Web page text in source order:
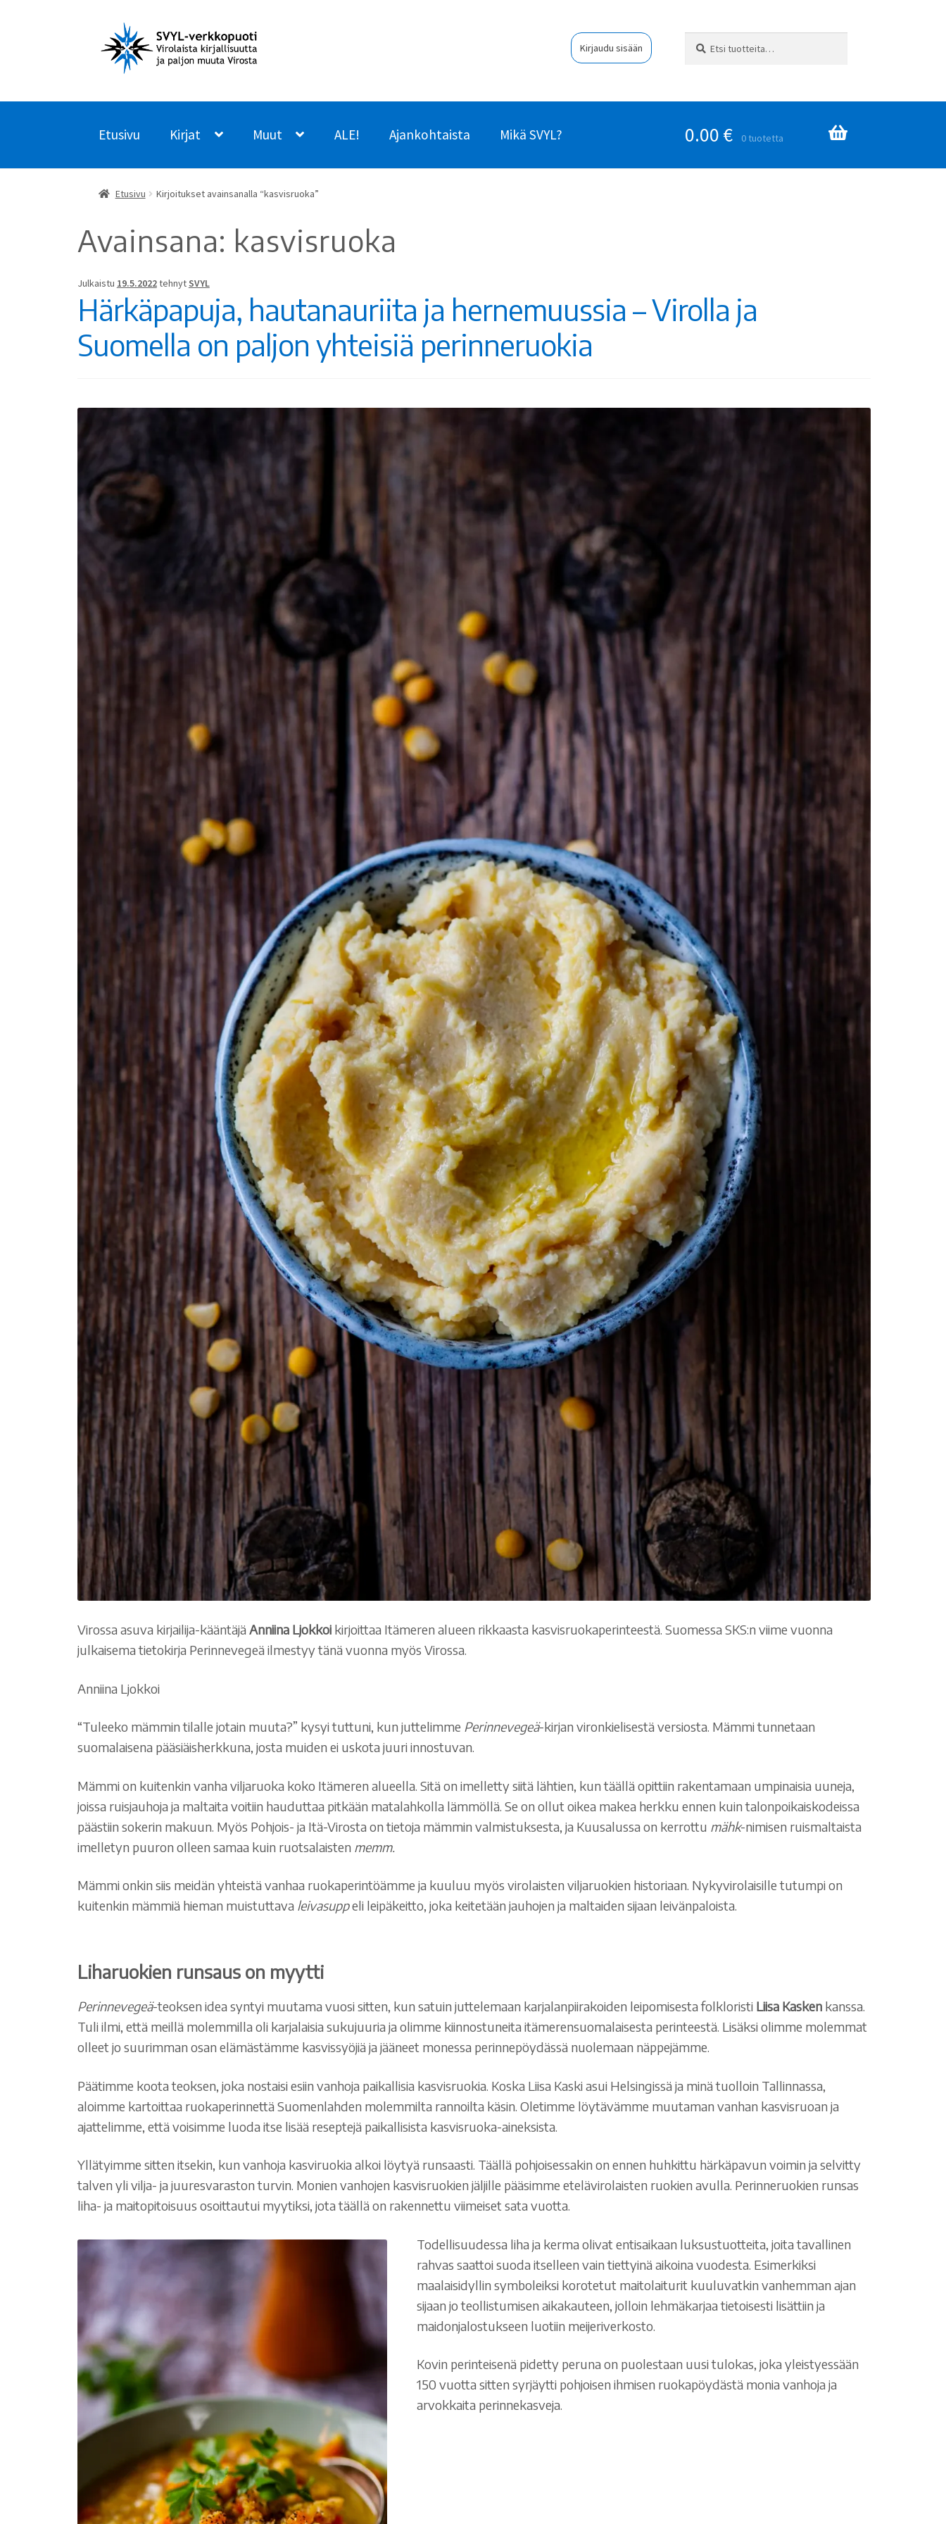
Siirry
navigointiin
Siirry
sisältöön
Kirjaudu sisään
Etusivu Kirjat Muut ALE! Ajankohtaista Mikä SVYL? 0.00 € 0 tuotetta
Etusivu Kirjoitukset avainsanalla “kasvisruoka”
Avainsana: kasvisruoka
Julkaistu 19.5.2022tehnytSVYL
Härkäpapuja, hautanauriita ja hernemuussia – Virolla ja
Suomella on paljon yhteisiä perinneruokia
Virossa asuva kirjailija-kääntäjäAnniina Ljokkoikirjoittaa Itämeren alueen rikkaasta kasvisruokaperinteestä. Suomessa SKS:n viime vuonna
julkaisema tietokirja Perinnevegeä ilmestyy tänä vuonna myös Virossa.
Anniina Ljokkoi
“Tuleeko mämmin tilalle jotain muuta?” kysyi tuttuni, kun juttelimme Perinnevegeä-kirjan vironkielisestä versiosta. Mämmi tunnetaan
suomalaisena pääsiäisherkkuna, josta muiden ei uskota juuri innostuvan.
Mämmi on kuitenkin vanha viljaruoka koko Itämeren alueella. Sitä on imelletty siitä lähtien, kun täällä opittiin rakentamaan umpinaisia uuneja,
joissa ruisjauhoja ja maltaita voitiin hauduttaa pitkään matalahkolla lämmöllä. Se on ollut oikea makea herkku ennen kuin talonpoikaiskodeissa
päästiin sokerin makuun. Myös Pohjois- ja Itä-Virosta on tietoja mämmin valmistuksesta, ja Kuusalussa on kerrottu mähk-nimisen ruismaltaista
imelletyn puuron olleen samaa kuin ruotsalaisten memm.
Mämmi onkin siis meidän yhteistä vanhaa ruokaperintöämme ja kuuluu myös virolaisten viljaruokien historiaan. Nykyvirolaisille tutumpi on
kuitenkin mämmiä hieman muistuttava leivasuppeli leipäkeitto, joka keitetään jauhojen ja maltaiden sijaan leivänpaloista.
Liharuokien runsaus on myytti
Perinnevegeä-teoksen idea syntyi muutama vuosi sitten, kun satuin juttelemaan karjalanpiirakoiden leipomisesta folkloristi Liisa Kaskenkanssa.
Tuli ilmi, että meillä molemmilla oli karjalaisia sukujuuria ja olimme kiinnostuneita itämerensuomalaisesta perinteestä. Lisäksi olimme molemmat
olleet jo suurimman osan elämästämme kasvissyöjiä ja jääneet monessa perinnepöydässä nuolemaan näppejämme.
Päätimme koota teoksen, joka nostaisi esiin vanhoja paikallisia kasvisruokia. Koska Liisa Kaski asui Helsingissä ja minä tuolloin Tallinnassa,
aloimme kartoittaa ruokaperinnettä Suomenlahden molemmilta rannoilta käsin. Oletimme löytävämme muutaman vanhan kasvisruoan ja
ajattelimme, että voisimme luoda itse lisää reseptejä paikallisista kasvisruoka-aineksista.
Yllätyimme sitten itsekin, kun vanhoja kasviruokia alkoi löytyä runsaasti. Täällä pohjoisessakin on ennen huhkittu härkäpavun voimin ja selvitty
talven yli vilja- ja juuresvaraston turvin. Monien vanhojen kasvisruokien jäljille pääsimme etelävirolaisten ruokien avulla. Perinneruokien runsas
liha- ja maitopitoisuus osoittautui myytiksi, jota täällä on rakennettu viimeiset sata vuotta.
Todellisuudessa liha ja kerma olivat entisaikaan luksustuotteita, joita tavallinen
rahvas saattoi suoda itselleen vain tiettyinä aikoina vuodesta. Esimerkiksi
maalaisidyllin symboleiksi korotetut maitolaiturit kuuluvatkin vanhemman ajan
sijaan jo teollistumisen aikakauteen, jolloin lehmäkarjaa tietoisesti lisättiin ja
maidonjalostukseen luotiin meijeriverkosto.
Kovin perinteisenä pidetty peruna on puolestaan uusi tulokas, joka yleistyessään
150 vuotta sitten syrjäytti pohjoisen ihmisen ruokapöydästä monia vanhoja ja
arvokkaita perinnekasveja.